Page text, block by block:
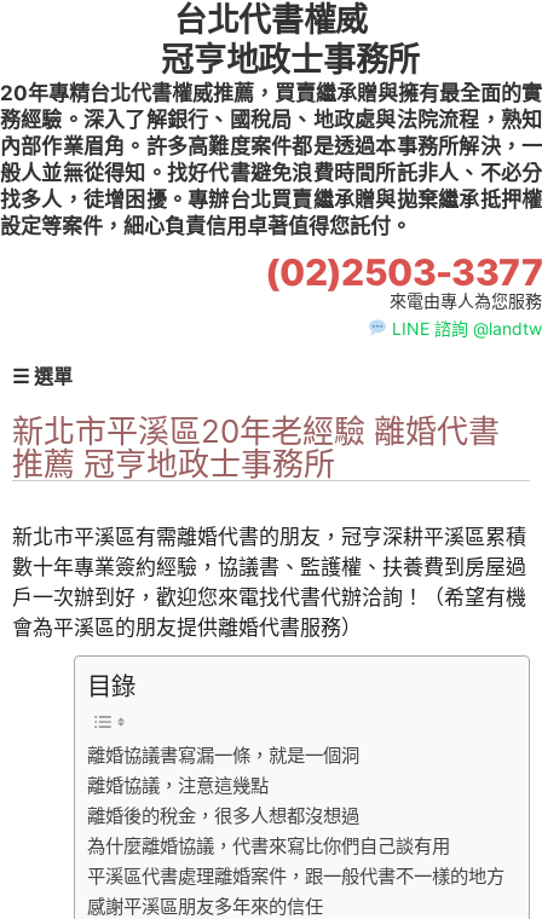
台北代書權威
冠亨地政士事務所
20年專精台北代書權威推薦，買賣繼承贈與擁有最全面的實
務經驗。深入了解銀行、國稅局、地政處與法院流程，熟知
內部作業眉角。許多高難度案件都是透過本事務所解決，一
般人並無從得知。找好代書避免浪費時間所託非人、不必分
找多人，徒增困擾。專辦台北買賣繼承贈與拋棄繼承抵押權
設定等案件，細心負責信用卓著值得您託付。
(02)2503-3377
來電由專人為您服務
LINE 諮詢 @landtw
☰ 選單
新北市平溪區20年老經驗 離婚代書
推薦 冠亨地政士事務所
新北市平溪區有需離婚代書的朋友，冠亨深耕平溪區累積
數十年專業簽約經驗，協議書、監護權、扶養費到房屋過
戶一次辦到好，歡迎您來電找代書代辦洽詢！（希望有機
會為平溪區的朋友提供離婚代書服務）
目錄
離婚協議書寫漏一條，就是一個洞
離婚協議，注意這幾點
離婚後的稅金，很多人想都沒想過
為什麼離婚協議，代書來寫比你們自己談有用
平溪區代書處理離婚案件，跟一般代書不一樣的地方
感謝平溪區朋友多年來的信任